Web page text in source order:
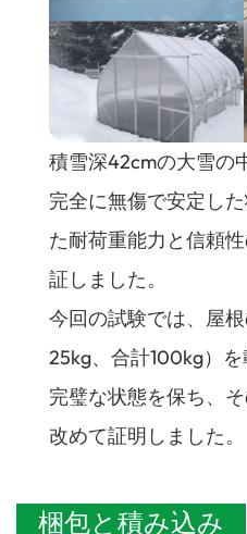
積雪深42cmの大雪の
完全に無傷で安定し
た耐荷重能力と信頼
証しました。
今回の試験では、屋
25kg、合計100kg）
完璧な状態を保ち、
改めて証明しました。
梱包と積み込み